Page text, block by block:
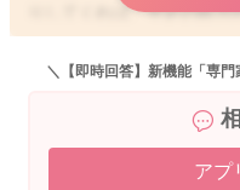
りしてくれば、手足の筋力
自身の力で移動することは
らく寝返りも、筋力が弱
うになるのではないかと思
な身体の使い方を学んで
に、お子さんなりの発達を
＼【即時回答】新機能「専
アプ